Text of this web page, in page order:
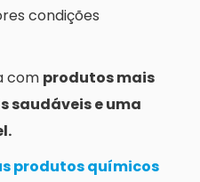
condições
com produtos mais
saudáveis e uma
produtos químicos